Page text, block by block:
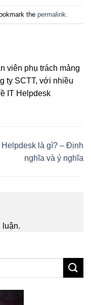
the permalink
viên phụ trách mảng
ty SCTT, với nhiều
IT Helpdesk
Helpdesk là gì? – Định
nghĩa và ý nghĩa
luận.